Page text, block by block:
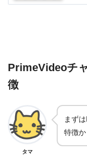
PrimeVideoチ
徴
タマ
まず
特徴か